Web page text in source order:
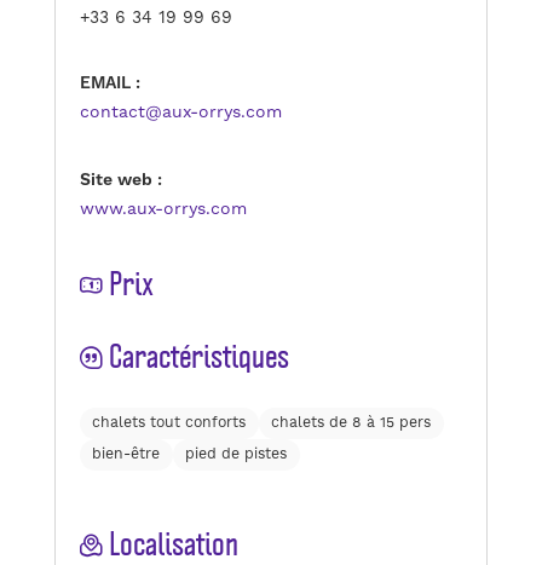
+33 6 34 19 99 69
EMAIL :
contact@aux-orrys.com
Site web :
www.aux-orrys.com
Prix
Caractéristiques
chalets tout conforts
chalets de 8 à 15 pers
bien-être
pied de pistes
Localisation